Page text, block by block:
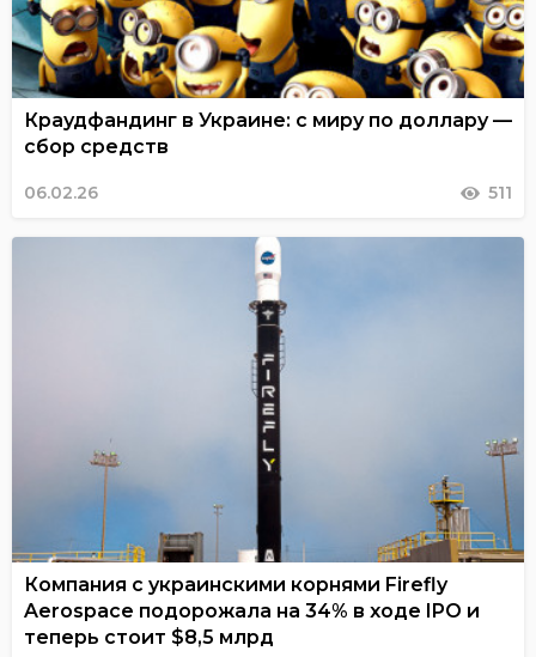
Краудфандинг в Украине: с миру по доллару —
сбор средств
06.02.26 511
Компания с украинскими корнями Firefly
Aerospace подорожала на 34% в ходе IPO и
теперь стоит $8,5 млрд